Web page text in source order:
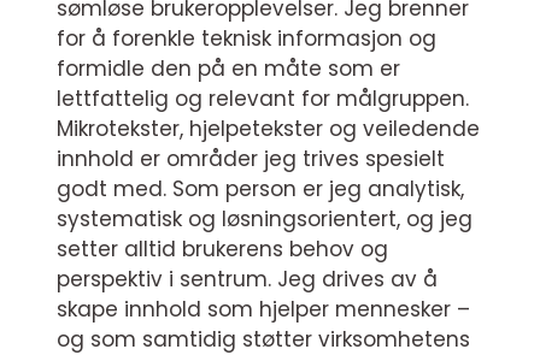
sømløse brukeropplevelser. Jeg brenner
for å forenkle teknisk informasjon og
formidle den på en måte som er
lettfattelig og relevant for målgruppen.
Mikrotekster, hjelpetekster og veiledende
innhold er områder jeg trives spesielt
godt med. Som person er jeg analytisk,
systematisk og løsningsorientert, og jeg
setter alltid brukerens behov og
perspektiv i sentrum. Jeg drives av å
skape innhold som hjelper mennesker –
og som samtidig støtter virksomhetens